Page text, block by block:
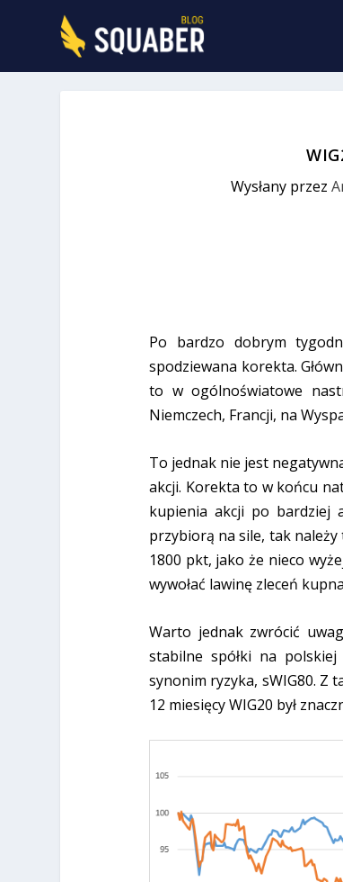
Wysłany przez
Po bardzo dobrym
spodziewana korekta.
to w ogólnoświatowe
Niemczech, Francji, na
To jednak nie jest
akcji. Korekta to w końcu
kupienia akcji po bardziej
przybiorą na sile, tak
1800 pkt, jako że nieco
wywołać lawinę zleceń
Warto jednak zwrócić
stabilne spółki na
synonim ryzyka, sWIG80. Z
12 miesięcy WIG20 był